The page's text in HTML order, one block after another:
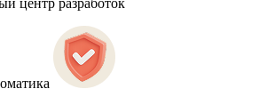
центр разработок